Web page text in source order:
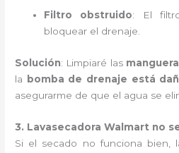
Filtro obstruido: El
bloquear el drenaje.
Solución: Limpiaré las
la
bomba de drenaje está
asegurarme de que el agua se
3. Lavasecadora Walmart no
Si el secado no funciona bien,